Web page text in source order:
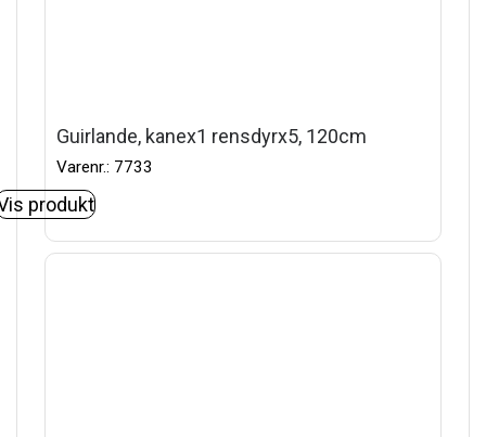
Guirlande, kanex1 rensdyrx5, 120cm
Varenr.: 7733
produkt